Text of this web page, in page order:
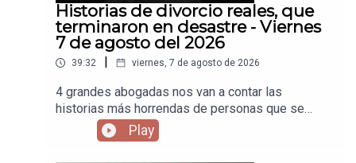
Historias de divorcio reales, que
terminaron en desastre - Viernes
7 de agosto del 2026
39:32 viernes, 7 de agosto de 2026
4 grandes abogadas nos van a contar las
historias más horrendas de personas que se
divorciaron y terminaron agarrándose hasta con la
plancha.
Play